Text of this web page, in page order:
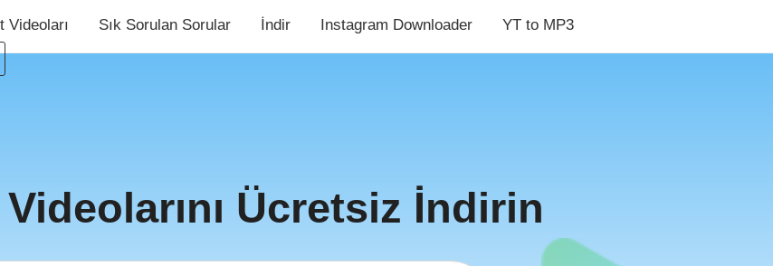
Videoları Sık Sorulan Sorular İndir Instagram Downloader YT to MP3
Ücretsiz İndirin